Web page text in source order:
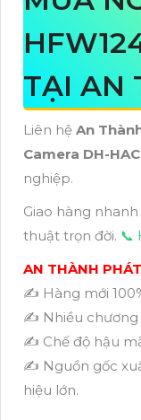
TẠI AN
Liên hệ An
Camera DH-
nghiệp.
Giao hàng
thuật trọn đời. 📞
AN THÀNH
✍️ Hàng mới
✍️ Nhiều chương
✍️ Chế độ hậu
✍️ Nguồn gốc
hiệu lớn.